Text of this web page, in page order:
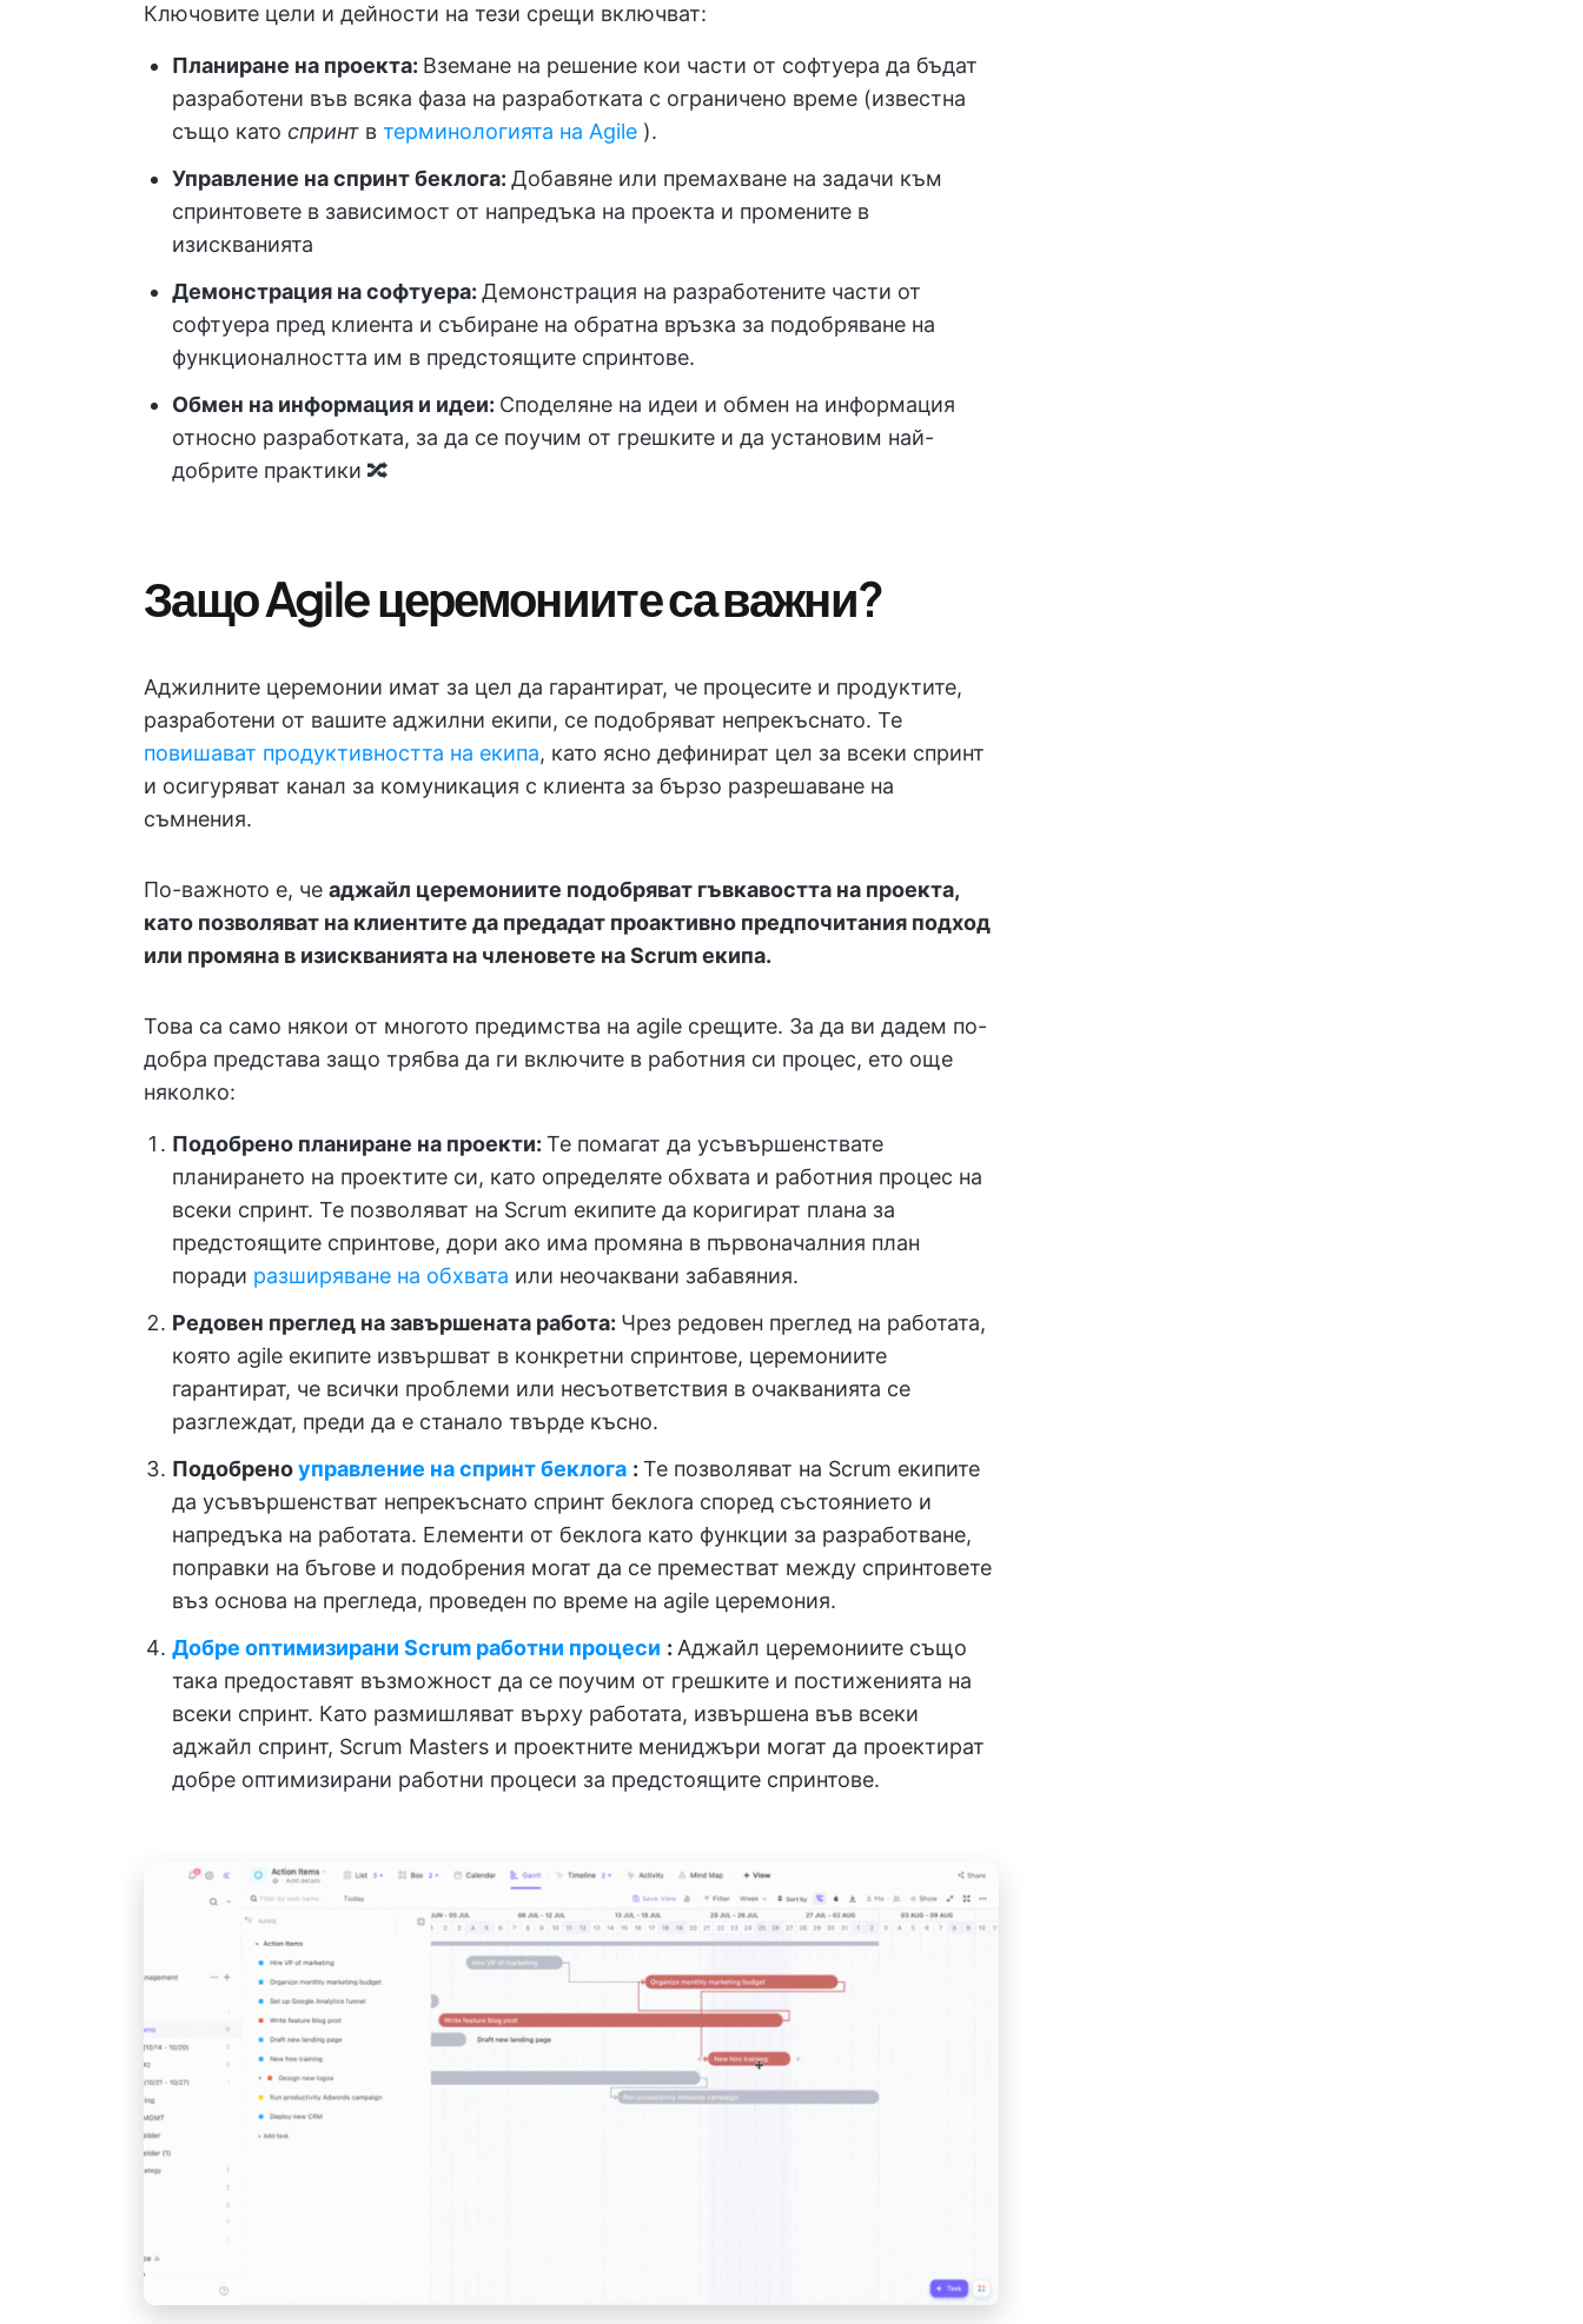
Ключовите цели и дейности на тези срещи включват:
Планиране на проекта: Вземане на решение кои части от софтуера да бъдат
разработени във всяка фаза на разработката с ограничено време (известна
също като спринт в терминологията на Agile ).
Управление на спринт беклога: Добавяне или премахване на задачи към
спринтовете в зависимост от напредъка на проекта и промените в
изискванията
Демонстрация на софтуера: Демонстрация на разработените части от
софтуера пред клиента и събиране на обратна връзка за подобряване на
функционалността им в предстоящите спринтове.
Обмен на информация и идеи: Споделяне на идеи и обмен на информация
относно разработката, за да се поучим от грешките и да установим най-
добрите практики 🔀
Защо Agile церемониите са важни?
Аджилните церемонии имат за цел да гарантират, че процесите и продуктите,
разработени от вашите аджилни екипи, се подобряват непрекъснато. Те
повишават продуктивността на екипа, като ясно дефинират цел за всеки спринт
и осигуряват канал за комуникация с клиента за бързо разрешаване на
съмнения.
По-важното е, че аджайл церемониите подобряват гъвкавостта на проекта,
като позволяват на клиентите да предадат проактивно предпочитания подход
или промяна в изискванията на членовете на Scrum екипа.
Това са само някои от многото предимства на agile срещите. За да ви дадем по-
добра представа защо трябва да ги включите в работния си процес, ето още
няколко:
Подобрено планиране на проекти: Те помагат да усъвършенствате
планирането на проектите си, като определяте обхвата и работния процес на
всеки спринт. Те позволяват на Scrum екипите да коригират плана за
предстоящите спринтове, дори ако има промяна в първоначалния план
поради разширяване на обхвата или неочаквани забавяния.
Редовен преглед на завършената работа: Чрез редовен преглед на работата,
която agile екипите извършват в конкретни спринтове, церемониите
гарантират, че всички проблеми или несъответствия в очакванията се
разглеждат, преди да е станало твърде късно.
Подобреноуправление на спринт беклога : Те позволяват на Scrum екипите
да усъвършенстват непрекъснато спринт беклога според състоянието и
напредъка на работата. Елементи от беклога като функции за разработване,
поправки на бъгове и подобрения могат да се преместват между спринтовете
въз основа на прегледа, проведен по време на agile церемония.
Добре оптимизирани Scrum работни процеси : Аджайл церемониите също
така предоставят възможност да се поучим от грешките и постиженията на
всеки спринт. Като размишляват върху работата, извършена във всеки
аджайл спринт, Scrum Masters и проектните мениджъри могат да проектират
добре оптимизирани работни процеси за предстоящите спринтове.